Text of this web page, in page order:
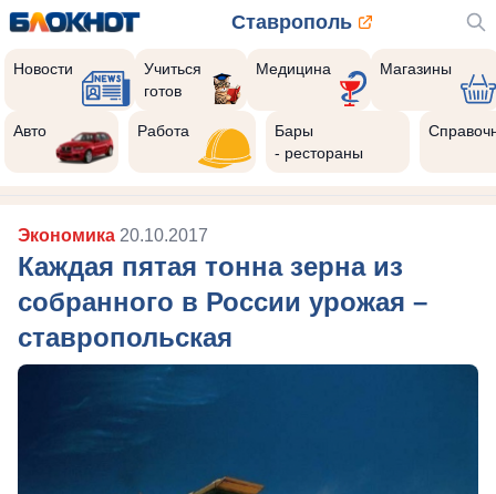
Ставрополь
Новости
Учиться
готов
Медицина Магазины
Авто Работа
Бары
- рестораны
Экономика 20.10.2017
Каждая пятая тонна зерна из
собранного в России урожая –
ставропольская